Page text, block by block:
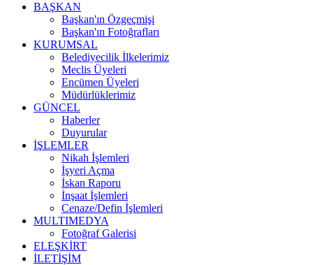
BAŞKAN
Başkan'ın Özgeçmişi
Başkan'ın Fotoğrafları
KURUMSAL
Belediyecilik İlkelerimiz
Meclis Üyeleri
Encümen Üyeleri
Müdürlüklerimiz
GÜNCEL
Haberler
Duyurular
İŞLEMLER
Nikah İşlemleri
İşyeri Açma
İskan Raporu
İnşaat İşlemleri
Cenaze/Defin İşlemleri
MULTIMEDYA
Fotoğraf Galerisi
ELEŞKİRT
İLETİŞİM